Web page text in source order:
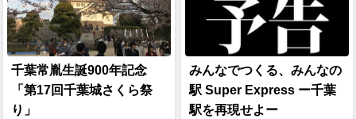
千葉常胤生誕900年記念
「第17回千葉城さくら祭
り」
みんなでつくる、みんなの
駅 Super Express ー千葉
駅を再現せよー